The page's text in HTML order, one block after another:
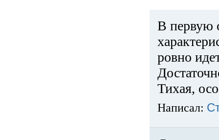
В первую
ровно
Тихая,
Написал: